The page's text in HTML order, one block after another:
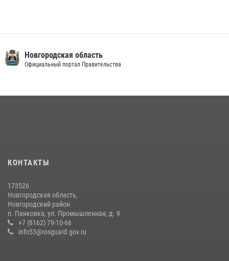
08 июля 2026, 13:48 3
медицине
подвел итоги служебной деятельности сотрудников
вневедомственной охраны за первое полугодие 2026 года
22 июля 2026, 12:33 6
Новгородская область
Официальный портал Правительства
КОНТАКТЫ
173526
Новгородская область,
Новгородский район
п. Панковка, ул. Промышленная, д. 9
+7 (8162) 79-10-66
info53@rosguard.gov.ru